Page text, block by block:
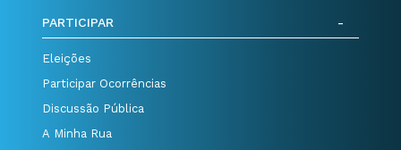
PARTICIPAR
Eleições
Participar Ocorrências
Discussão Pública
A Minha Rua